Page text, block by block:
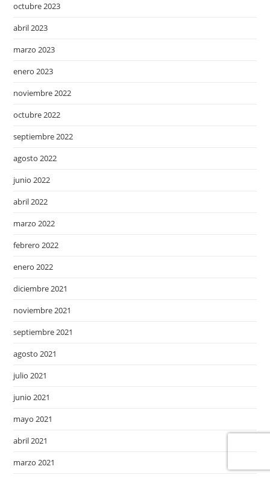
octubre 2023
abril 2023
marzo 2023
enero 2023
noviembre 2022
octubre 2022
septiembre 2022
agosto 2022
junio 2022
abril 2022
marzo 2022
febrero 2022
enero 2022
diciembre 2021
noviembre 2021
septiembre 2021
agosto 2021
julio 2021
junio 2021
mayo 2021
abril 2021
marzo 2021